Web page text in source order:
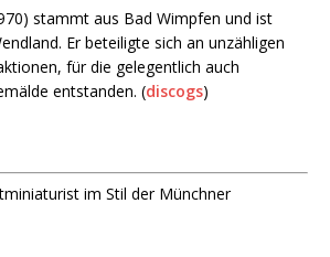
stammt aus Bad Wimpfen und ist
Er beteiligte sich an unzähligen
für die gelegentlich auch
entstanden. (discogs)
im Stil der Münchner